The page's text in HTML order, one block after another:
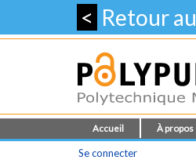
< Retour
Accueil À propos
Se connecter